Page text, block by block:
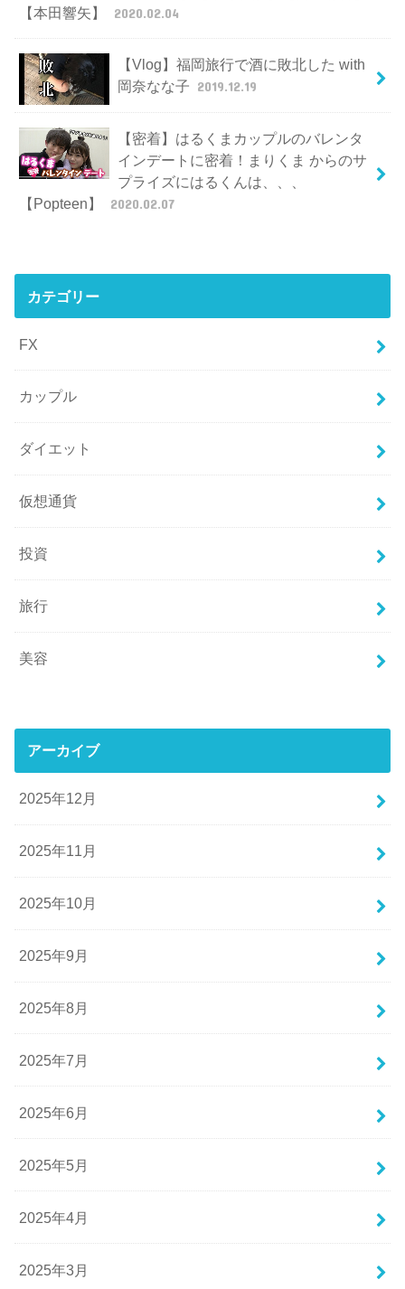
【本田響矢】
2020.02.04
【Vlog】福岡旅行で酒に敗北した with
岡奈なな子 2019.12.19
【密着】はるくまカップルのバレンタ
インデートに密着！まりくま からのサ
プライズにはるくんは、、、
【Popteen】
2020.02.07
カテゴリー
FX
カップル
ダイエット
仮想通貨
投資
旅行
美容
アーカイブ
2025年12月
2025年11月
2025年10月
2025年9月
2025年8月
2025年7月
2025年6月
2025年5月
2025年4月
2025年3月